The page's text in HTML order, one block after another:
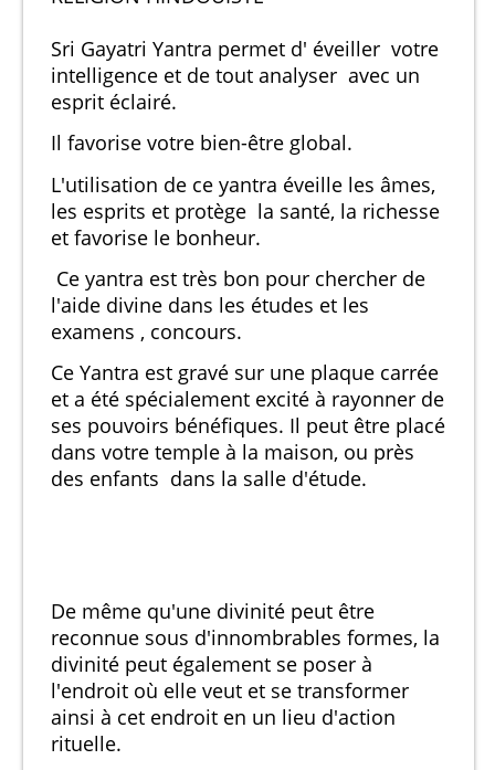
Sri Gayatri Yantra permet d' éveiller votre
intelligence et de tout analyser avec un
esprit éclairé.
Il favorise votre bien-être global.
L'utilisation de ce yantra éveille les âmes,
les esprits et protège la santé, la richesse
et favorise le bonheur.
Ce yantra est très bon pour chercher de
l'aide divine dans les études et les
examens , concours.
Ce Yantra est gravé sur une plaque carrée
et a été spécialement excité à rayonner de
ses pouvoirs bénéfiques. Il peut être placé
dans votre temple à la maison, ou près
des enfants dans la salle d'étude.
De même qu'une divinité peut être
reconnue sous d'innombrables formes, la
divinité peut également se poser à
l'endroit où elle veut et se transformer
ainsi à cet endroit en un lieu d'action
rituelle.